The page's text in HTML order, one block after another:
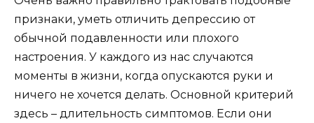
признаки, уметь отличить депрессию от
обычной подавленности или плохого
настроения. У каждого из нас случаются
моменты в жизни, когда опускаются руки и
ничего не хочется делать. Основной критерий
здесь – длительность симптомов. Если они